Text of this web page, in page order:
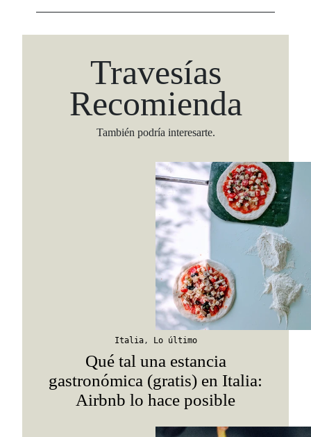
Travesías
Recomienda
También podría interesarte.
Italia, Lo último
Qué tal una estancia
gastronómica (gratis) en Italia:
Airbnb lo hace posible
Viaja con Travesías, recibe cada semana
itinerarios, tips de insider y las guías más
Suscribirme